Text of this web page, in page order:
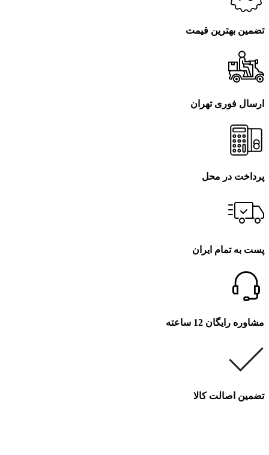
تضمین بهترین قیمت
ارسال فوری تهران
پرداخت در محل
پست به تمام ایران
مشاوره رایگان 12 ساعته
تضمین اصالت کالا